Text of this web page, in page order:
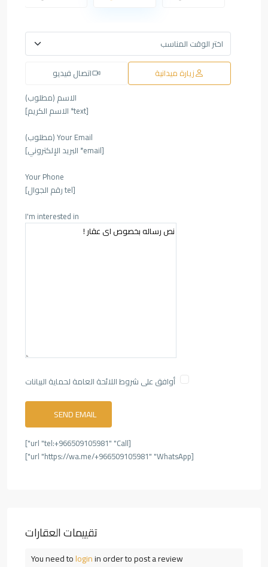
زيارة ميدانية
اتصال فيديو
الاسم (مطلوب)
[text* الاسم الكريم]
Your Email (مطلوب)
[email* البريد الإلكتروني]
Your Phone
[tel رقم الجوال]
I'm interested in
أوافق على شروط اللائحة العامة لحماية البيانات
[url "tel:+966509105981" "Call"]
[url "https://wa.me/+966509105981" "WhatsApp"]
تقييمات العقارات
You need tologinin order to post a review